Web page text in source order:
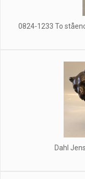
0824-1233 To
Dahl